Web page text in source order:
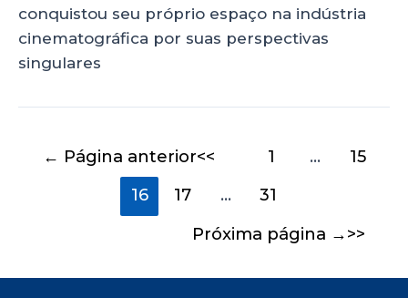
conquistou seu próprio espaço na indústria
cinematográfica por suas perspectivas
singulares
← Página anterior 1 …
15
16
17 …
31
Próxima página →